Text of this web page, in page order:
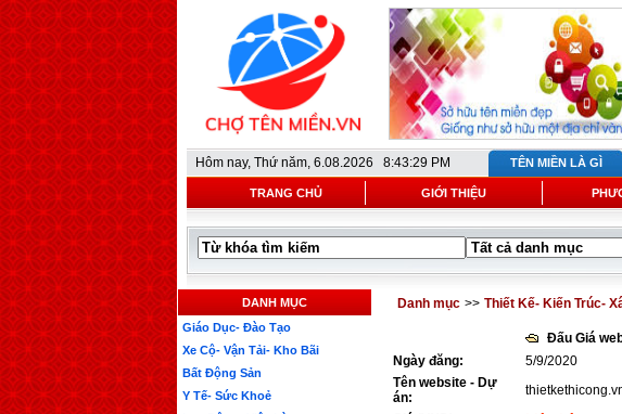
Hôm nay, Thứ năm, 6.08.2026 8:43:29 PM TÊN MIỀN LÀ GÌ
TRANG CHỦ GIỚI THIỆU
DANH MỤC
Giáo Dục- Đào Tạo
Xe Cộ- Vận Tải- Kho Bãi
Bất Động Sản
Y Tế- Sức Khoẻ
Danh mục >> Thiết Kế- Kiến Trúc-
Đấu Giá
Ngày đăng:
5/9/2020
Tên website - Dự
án: